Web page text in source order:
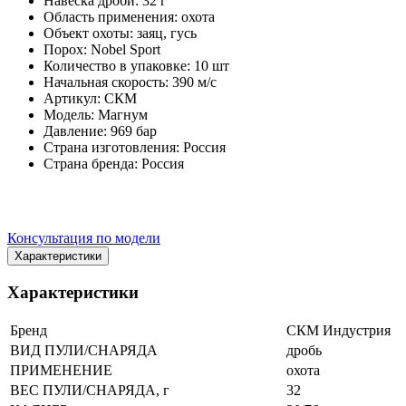
Область применения: охота
Объект охоты: заяц, гусь
Порох: Nobel Sport
Количество в упаковке: 10 шт
Начальная скорость: 390 м/с
Артикул: СКМ
Модель: Магнум
Давление: 969 бар
Страна изготовления: Россия
Страна бренда: Россия
Консультация по модели
Характеристики
Характеристики
Бренд
СКМ Индустрия
ВИД ПУЛИ/СНАРЯДА
дробь
ПРИМЕНЕНИЕ
охота
ВЕС ПУЛИ/СНАРЯДА, г
32